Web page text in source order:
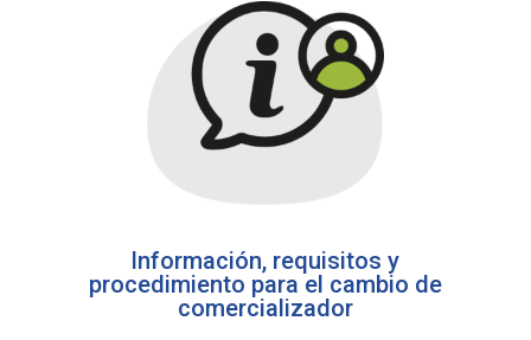
Información, requisitos y
procedimiento para el cambio de
comercializador